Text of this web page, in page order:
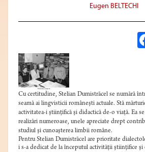
Eugen BELTECHI
Cu certitudine, Stelian Dumistrăcel se numără
seamă ai lingvisticii româneşti actuale. Stă
activitatea-i ştiinţifică şi didactică de-o viaţă. Ea
realizări numeroase, unele apreciate drept
studiul şi cunoaşterea limbii române.
Pentru Stelian Dumistrăcel are prioritate
i s-a dedicat de la începutul activităţii ştiinţifice şi